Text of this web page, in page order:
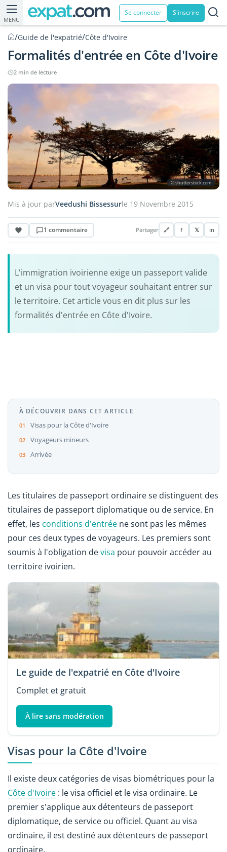
MENU
Se connecter S'inscrire
/Guide de l'expatrié/Côte d'Ivoire
Formalités d'entrée en Côte d'Ivoire
2 min de lecture
© shutterstock.com
Mis à jour parVeedushi Bissessurle 19 Novembre 2015
1 commentaire Partager 🔗 f 𝕏 in
L'immigration ivoirienne exige un passeport valide
et un visa pour tout voyageur souhaitant entrer sur
le territoire. Cet article vous en dit plus sur les
formalités d'entrée en Côte d'Ivoire.
À DÉCOUVRIR DANS CET ARTICLE
Visas pour la Côte d'Ivoire
Voyageurs mineurs
Arrivée
Les titulaires de passeport ordinaire se distinguent des
titulaires de passeport diplomatique ou de service. En
effet, les conditions d'entrée ne sont pas les mêmes
pour ces deux types de voyageurs. Les premiers sont
soumis à l'obligation devisa pour pouvoir accéder au
territoire ivoirien.
Le guide de l'expatrié en Côte d'Ivoire
Complet et gratuit
À lire sans modération
Visas pour la Côte d'Ivoire
Il existe deux catégories de visas biométriques pour la
Côte d'Ivoire : le visa officiel et le visa ordinaire. Le
premier s'applique aux détenteurs de passeport
diplomatique, de service ou officiel. Quant au visa
ordinaire, il est destiné aux détenteurs de passeport
ordinaire.